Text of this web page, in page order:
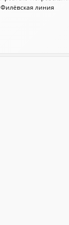
Филёвская линия